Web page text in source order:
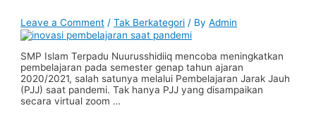
Leave a Comment /Tak Berkategori / ByAdmin
SMP Islam Terpadu Nuurusshidiiq mencoba meningkatkan
pembelajaran pada semester genap tahun ajaran
2020/2021, salah satunya melalui Pembelajaran Jarak Jauh
(PJJ) saat pandemi. Tak hanya PJJ yang disampaikan
secara virtual zoom …